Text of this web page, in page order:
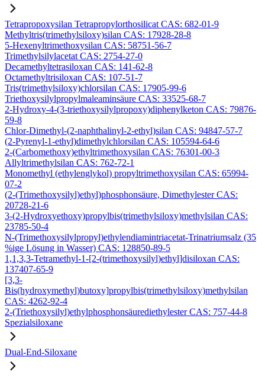
Tetrapropoxysilan Tetrapropylorthosilicat CAS: 682-01-9
Methyltris(trimethylsiloxy)silan CAS: 17928-28-8
5-Hexenyltrimethoxysilan CAS: 58751-56-7
Trimethylsilylacetat CAS: 2754-27-0
Decamethyltetrasiloxan CAS: 141-62-8
Octamethyltrisiloxan CAS: 107-51-7
Tris(trimethylsiloxy)chlorsilan CAS: 17905-99-6
Triethoxysilylpropylmaleaminsäure CAS: 33525-68-7
2-Hydroxy-4-(3-triethoxysilylpropoxy)diphenylketon CAS: 79876-
59-8
Chlor-Dimethyl-(2-naphthalinyl-2-ethyl)silan CAS: 94847-57-7
(2-Pyrenyl-1-ethyl)dimethylchlorsilan CAS: 105594-64-6
2-(Carbomethoxy)ethyltrimethoxysilan CAS: 76301-00-3
Allyltrimethylsilan CAS: 762-72-1
Monomethyl (ethylenglykol) propyltrimethoxysilan CAS: 65994-
07-2
(2-(Trimethoxysilyl)ethyl)phosphonsäure, Dimethylester CAS:
20728-21-6
3-(2-Hydroxyethoxy)propylbis(trimethylsiloxy)methylsilan CAS:
23785-50-4
N-(Trimethoxysilylpropyl)ethylendiamintriacetat-Trinatriumsalz (35
%ige Lösung in Wasser) CAS: 128850-89-5
1,1,3,3-Tetramethyl-1-[2-(trimethoxysilyl)ethyl]disiloxan CAS:
137407-65-9
[3,3-
Bis(hydroxymethyl)butoxy]propylbis(trimethylsiloxy)methylsilan
CAS: 4262-92-4
2-(Triethoxysilyl)ethylphosphonsäurediethylester CAS: 757-44-8
Spezialsiloxane
Dual-End-Siloxane